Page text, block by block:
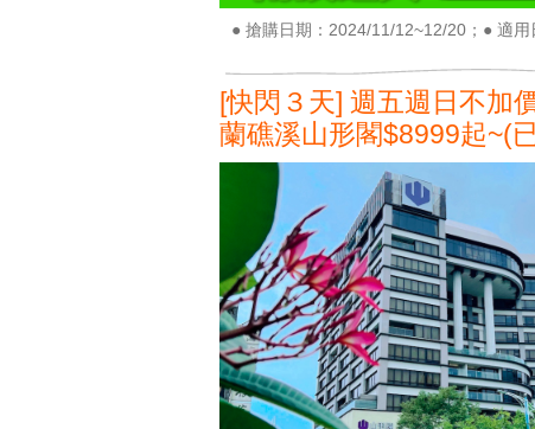
● 搶購日期：2024/11/12~12/20；● 適
[快閃３天] 週五週日不加
蘭礁溪山形閣$8999起~(